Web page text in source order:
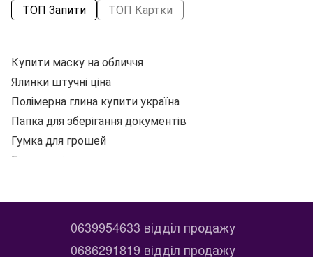
ТОП Запити ТОП Картки
Купити маску на обличчя
Ялинки штучні ціна
Полімерна глина купити україна
Папка для зберігання документів
Гумка для грошей
Біндери ціна
Папка до підпису купити
Магазин художніх товарів
0639954633 відділ продажу
0686291819 відділ продажу